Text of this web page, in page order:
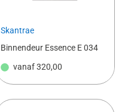
Skantrae
Binnendeur Essence E 034
vanaf320,00